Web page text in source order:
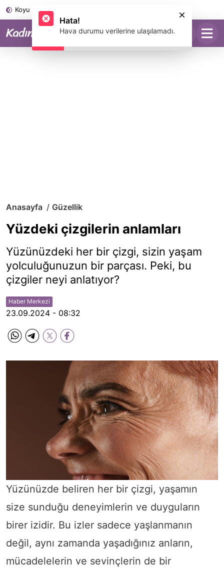
Koyu Mod
Anasayfa Güzellik
Yüzdeki çizgilerin anlamları
Yüzünüzdeki her bir çizgi, sizin yaşam
yolculuğunuzun bir parçası. Peki, bu
çizgiler neyi anlatıyor?
Haber Merkezi
23.09.2024 - 08:32
Yüzünüzde beliren her bir çizgi, yaşamın
size sunduğu deneyimlerin ve duyguların
birer izidir. Bu izler sadece yaşlanmanın
değil, aynı zamanda yaşadığınız anların,
mücadelelerin ve sevinçlerin de bir